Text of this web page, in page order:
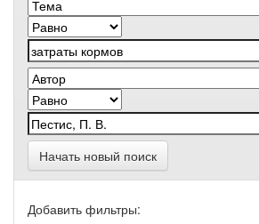
Начать новый поиск
Добавить фильтры: